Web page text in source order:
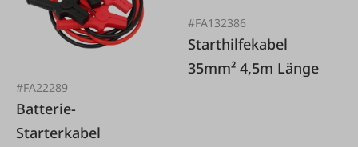
#FA22289
Batterie-
Starterkabel
#FA132386
Starthilfekabel
35mm² 4,5m Länge